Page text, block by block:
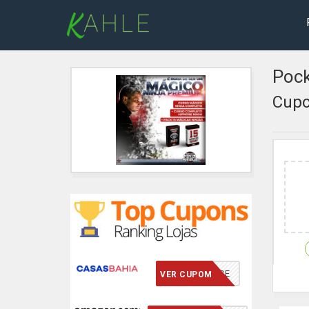
VCMERECE
VER CUPOM